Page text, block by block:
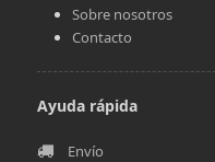
Sobre nosotros
Contacto
Ayuda rápida
Envío